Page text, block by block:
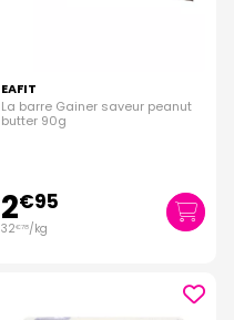
EAFIT
La barre Gainer saveur peanut
butter 90g
2€95
32€78/kg